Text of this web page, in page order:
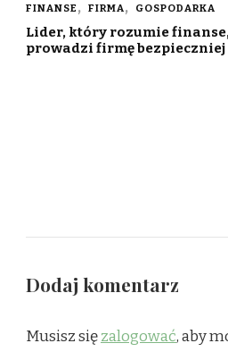
FINANSE FIRMA GOSPODARKA
Lider, który rozumie
prowadzi firmę bezpieczniej
Dodaj komentarz
Musisz sięzalogować, aby